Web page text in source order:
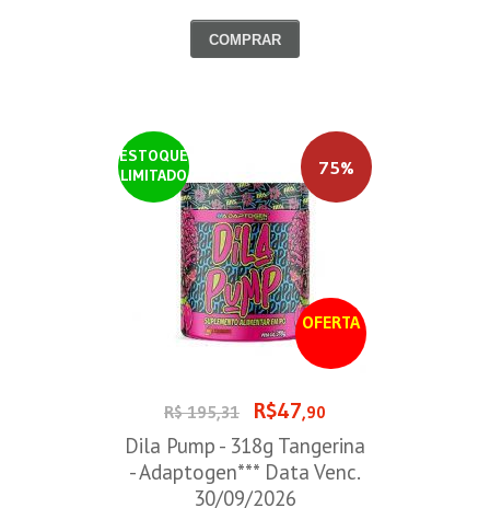
COMPRAR
ESTOQUE
LIMITADO
OFERTA
75%
R$ 195,31 R$47,90
Dila Pump - 318g Tangerina
- Adaptogen*** Data Venc.
30/09/2026